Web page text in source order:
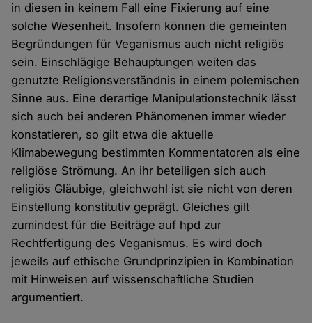
in diesen in keinem Fall eine Fixierung auf eine
solche Wesenheit. Insofern können die gemeinten
Begründungen für Veganismus auch nicht religiös
sein. Einschlägige Behauptungen weiten das
genutzte Religionsverständnis in einem polemischen
Sinne aus. Eine derartige Manipulationstechnik lässt
sich auch bei anderen Phänomenen immer wieder
konstatieren, so gilt etwa die aktuelle
Klimabewegung bestimmten Kommentatoren als eine
religiöse Strömung. An ihr beteiligen sich auch
religiös Gläubige, gleichwohl ist sie nicht von deren
Einstellung konstitutiv geprägt. Gleiches gilt
zumindest für die Beiträge auf hpd zur
Rechtfertigung des Veganismus. Es wird doch
jeweils auf ethische Grundprinzipien in Kombination
mit Hinweisen auf wissenschaftliche Studien
argumentiert.